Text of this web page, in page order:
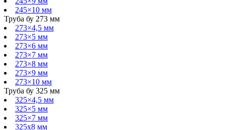
245×10 мм
Труба бу 273 мм
273×4,5 мм
273×5 мм
273×6 мм
273×7 мм
273×8 мм
273×9 мм
273×10 мм
Труба бу 325 мм
325×4,5 мм
325×5 мм
325×7 мм
325х8 мм